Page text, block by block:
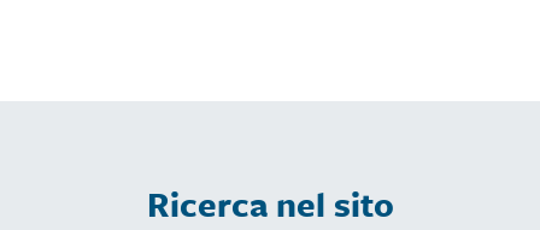
Ricerca nel sito